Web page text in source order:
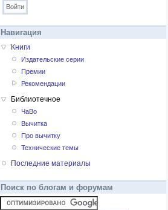
Навигация
Книги
Издательские серии
Премии
Рекомендации
Библиотечное
ЧаВо
Вычитка
Про вычитку
Технические темы
Последние материалы
Поиск по блогам и форумам